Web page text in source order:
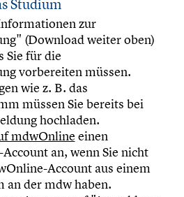
Studium
zur
(Download weiter oben)
Sie für die
vorbereiten müssen.
wie z. B. das
müssen Sie bereits bei
hochladen.
mdwOnline einen
an, wenn Sie nicht
Account aus einem
an der mdw haben.